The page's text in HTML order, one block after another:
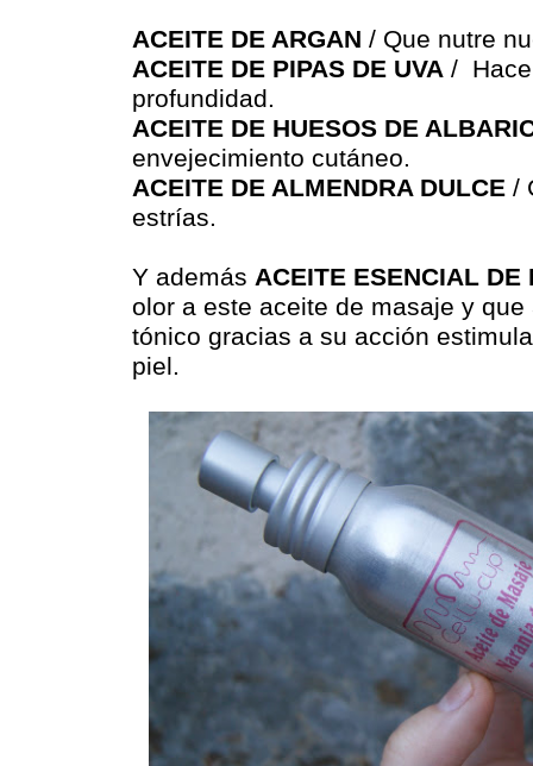
ACEITE DE ARGAN / Que nutre
ACEITE DE PIPAS DE UVA/ Hace
profundidad.
ACEITE DE HUESOS DE
envejecimiento cutáneo.
ACEITE DE ALMENDRA DULCE/
estrías.
Y además ACEITE ESENCIAL DE
olor a este aceite de masaje y
tónico gracias a su acción
piel.